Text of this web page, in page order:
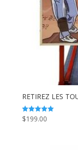
RETIREZ LES
Note
5.00
$199.00